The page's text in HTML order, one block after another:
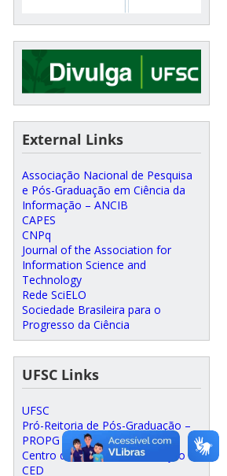
External Links
Associação Nacional de Pesquisa
e Pós-Graduação em Ciência da
Informação – ANCIB
CAPES
CNPq
Journal of the Association for
Information Science and
Technology
Rede SciELO
Sociedade Brasileira para o
Progresso da Ciência
UFSC Links
UFSC
Pró-Reitoria de Pós-Graduação –
PROPG
Centro de Ciências da Educação –
CED